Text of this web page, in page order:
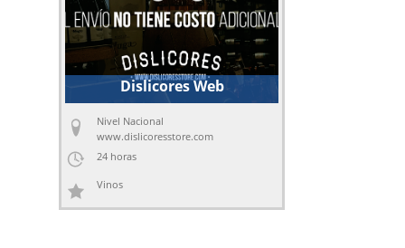
Dislicores Web
Nivel Nacional
www.dislicoresstore.com
24 horas
Vinos